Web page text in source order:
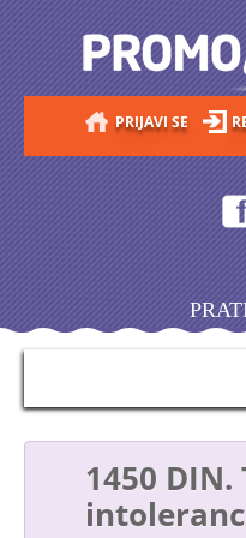
PRIJAVI SE
1450 DIN.